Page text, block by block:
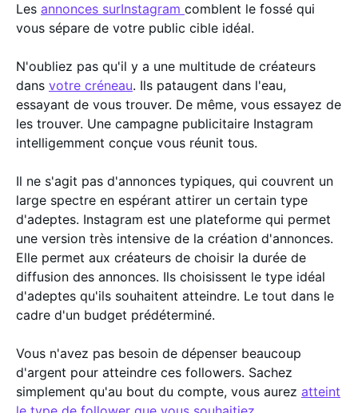
Les annonces surInstagram comblent le fossé qui
vous sépare de votre public cible idéal.
N'oubliez pas qu'il y a une multitude de créateurs
dans votre créneau. Ils pataugent dans l'eau,
essayant de vous trouver. De même, vous essayez de
les trouver. Une campagne publicitaire Instagram
intelligemment conçue vous réunit tous.
Il ne s'agit pas d'annonces typiques, qui couvrent un
large spectre en espérant attirer un certain type
d'adeptes. Instagram est une plateforme qui permet
une version très intensive de la création d'annonces.
Elle permet aux créateurs de choisir la durée de
diffusion des annonces. Ils choisissent le type idéal
d'adeptes qu'ils souhaitent atteindre. Le tout dans le
cadre d'un budget prédéterminé.
Vous n'avez pas besoin de dépenser beaucoup
d'argent pour atteindre ces followers. Sachez
simplement qu'au bout du compte, vous aurez atteint